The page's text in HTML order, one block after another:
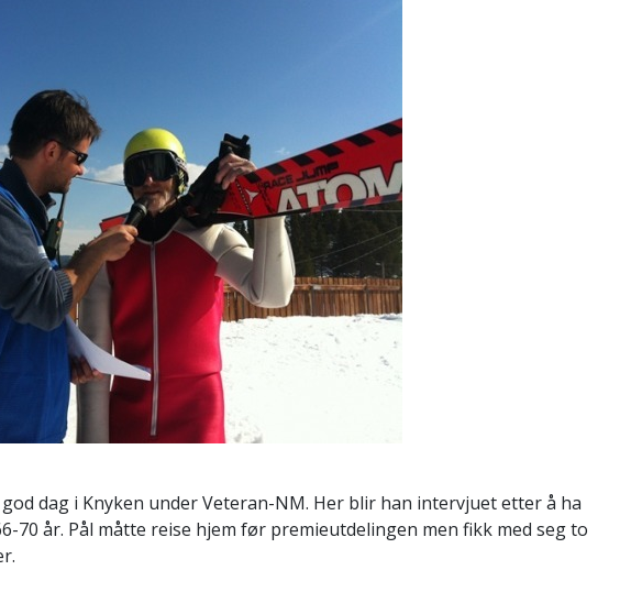
dag i Knyken under Veteran-NM. Her blir han intervjuet etter å ha
70 år. Pål måtte reise hjem før premieutdelingen men fikk med seg to